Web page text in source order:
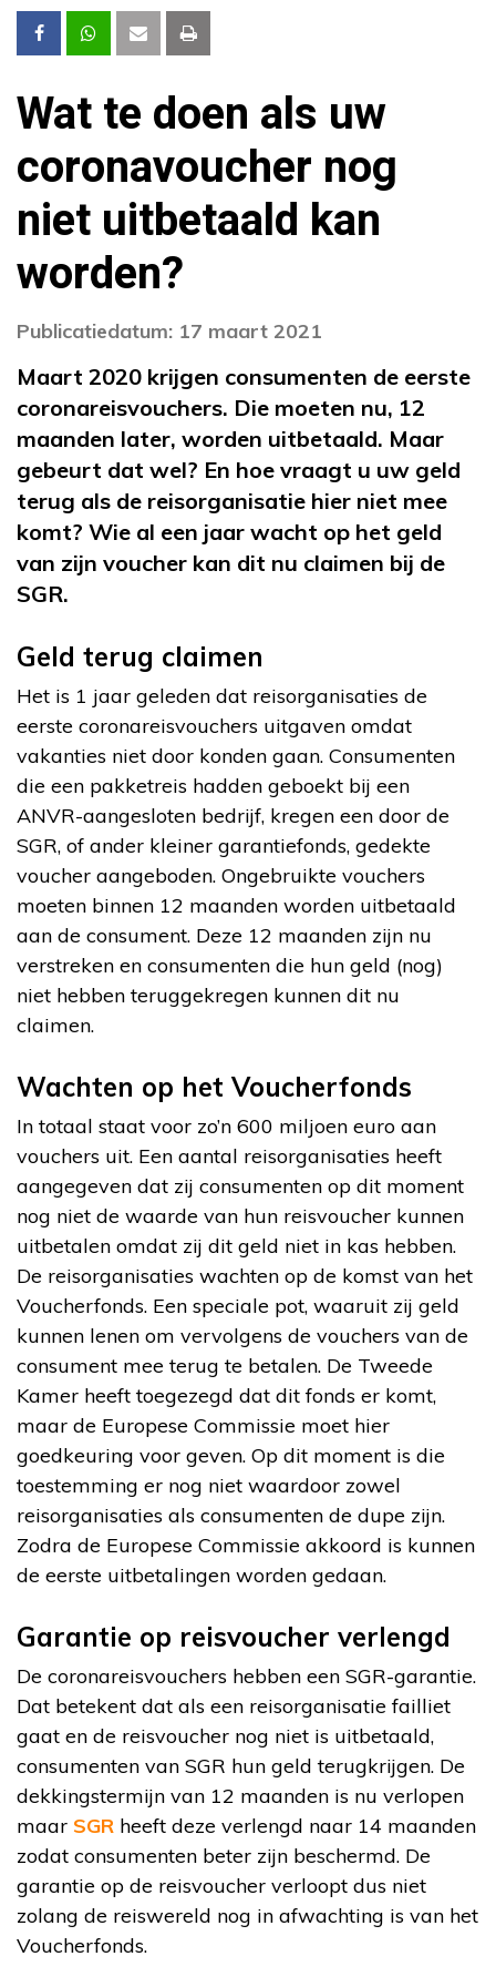
Wat te doen als uw
coronavoucher nog
niet uitbetaald kan
worden?
Publicatiedatum: 17 maart 2021
Maart 2020 krijgen consumenten de eerste
coronareisvouchers. Die moeten nu, 12
maanden later, worden uitbetaald. Maar
gebeurt dat wel? En hoe vraagt u uw geld
terug als de reisorganisatie hier niet mee
komt? Wie al een jaar wacht op het geld
van zijn voucher kan dit nu claimen bij de
SGR.
Geld terug claimen
Het is 1 jaar geleden dat reisorganisaties de
eerste coronareisvouchers uitgaven omdat
vakanties niet door konden gaan. Consumenten
die een pakketreis hadden geboekt bij een
ANVR-aangesloten bedrijf, kregen een door de
SGR, of ander kleiner garantiefonds, gedekte
voucher aangeboden. Ongebruikte vouchers
moeten binnen 12 maanden worden uitbetaald
aan de consument. Deze 12 maanden zijn nu
verstreken en consumenten die hun geld (nog)
niet hebben teruggekregen kunnen dit nu
claimen.
Wachten op het Voucherfonds
In totaal staat voor zo’n 600 miljoen euro aan
vouchers uit. Een aantal reisorganisaties heeft
aangegeven dat zij consumenten op dit moment
nog niet de waarde van hun reisvoucher kunnen
uitbetalen omdat zij dit geld niet in kas hebben.
De reisorganisaties wachten op de komst van het
Voucherfonds. Een speciale pot, waaruit zij geld
kunnen lenen om vervolgens de vouchers van de
consument mee terug te betalen. De Tweede
Kamer heeft toegezegd dat dit fonds er komt,
maar de Europese Commissie moet hier
goedkeuring voor geven. Op dit moment is die
toestemming er nog niet waardoor zowel
reisorganisaties als consumenten de dupe zijn.
Zodra de Europese Commissie akkoord is kunnen
de eerste uitbetalingen worden gedaan.
Garantie op reisvoucher verlengd
De coronareisvouchers hebben een SGR-garantie.
Dat betekent dat als een reisorganisatie failliet
gaat en de reisvoucher nog niet is uitbetaald,
consumenten van SGR hun geld terugkrijgen. De
dekkingstermijn van 12 maanden is nu verlopen
maar SGR heeft deze verlengd naar 14 maanden
zodat consumenten beter zijn beschermd. De
garantie op de reisvoucher verloopt dus niet
zolang de reiswereld nog in afwachting is van het
Voucherfonds.